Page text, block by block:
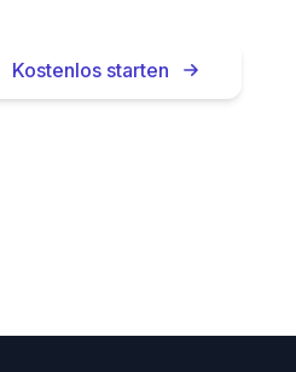
Kostenlos starten